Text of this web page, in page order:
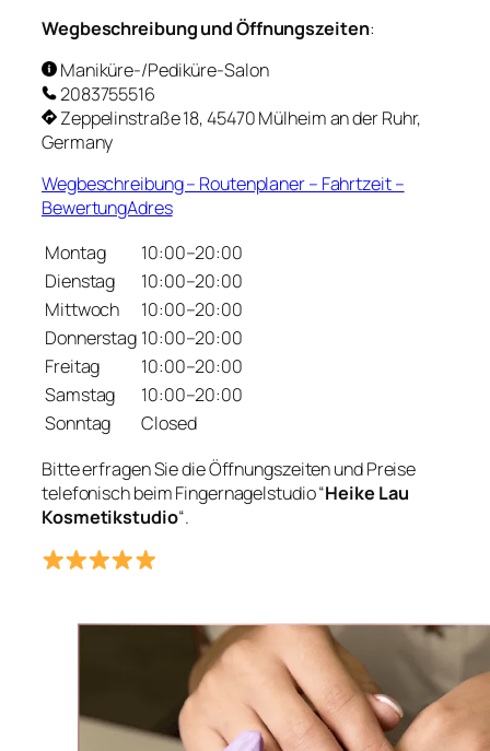
Wegbeschreibung und Öffnungszeiten:
Maniküre-/Pediküre-Salon
2083755516
Zeppelinstraße 18, 45470 Mülheim an der Ruhr,
Germany
Wegbeschreibung – Routenplaner – Fahrtzeit –
BewertungAdres
Montag
10:00–20:00
Dienstag
10:00–20:00
Mittwoch
10:00–20:00
Donnerstag 10:00–20:00
Freitag
10:00–20:00
Samstag
10:00–20:00
Sonntag
Closed
Bitte erfragen Sie die Öffnungszeiten und Preise
telefonisch beim Fingernagelstudio “Heike Lau
Kosmetikstudio“.